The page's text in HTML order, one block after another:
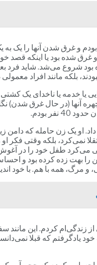
من حدودا 3 متر زیر آب بودم
غرق شده بود یا اینکه قصد
شروع می‌شد. شاید فرد
بلکه مانند افراد
یا خدمه یا ناخدای یک
آنها (در حال غرق شدن)
بودم.
نمی‌کرد، بلکه وقتی
می‌کرد طفل خود را در آغوش
را بهت زده کرده بود و
مرگ، همه با هم. با خود
کردم. این مانند
یادگرفتم که قبلا